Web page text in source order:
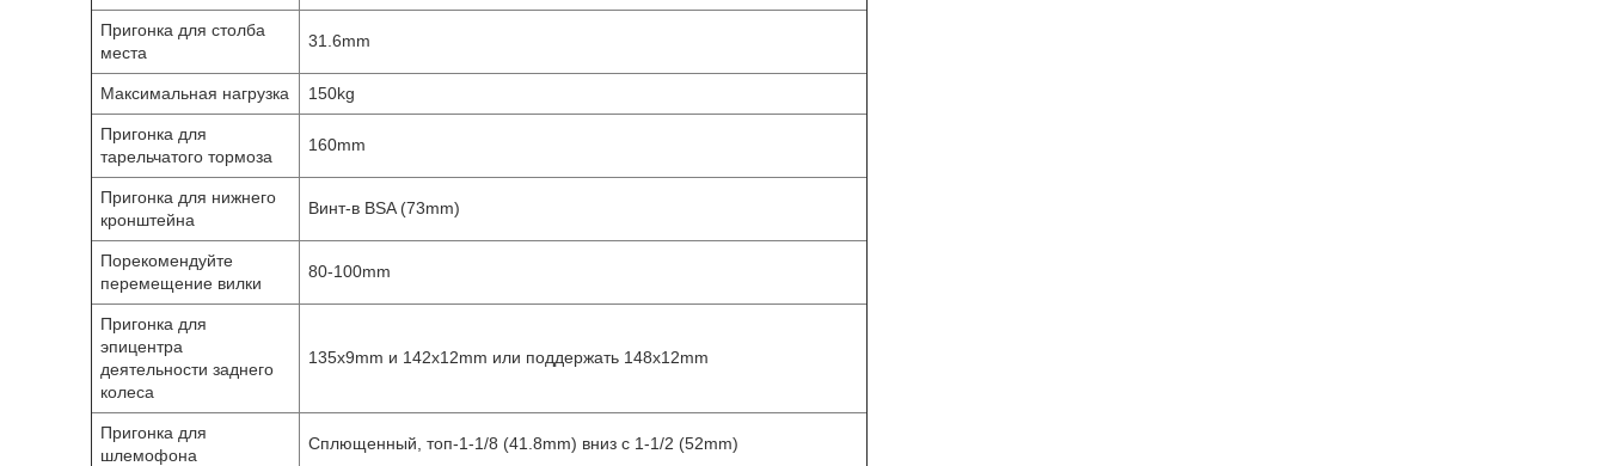
Пригонка для столба
места
31.6mm
Максимальная нагрузка 150kg
Пригонка для
тарельчатого тормоза
160mm
Пригонка для нижнего
кронштейна
Винт-в BSA (73mm)
Порекомендуйте
перемещение вилки
80-100mm
Пригонка для
эпицентра
деятельности заднего
колеса
135x9mm и 142x12mm или поддержать 148x12mm
Пригонка для
шлемофона
Сплющенный, топ-1-1/8 (41.8mm) вниз с 1-1/2 (52mm)